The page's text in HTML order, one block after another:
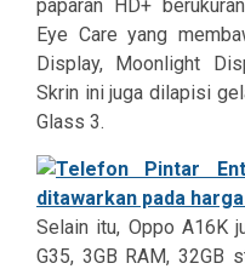
paparan HD+
Eye Care yang
Display, Moonlight
Skrin ini juga dilapisi
Glass 3.
Selain itu, Oppo A16K
G35, 3GB RAM, 32GB